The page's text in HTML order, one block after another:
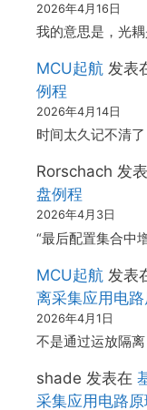
2026年4月16日
我的意思是，光
MCU起航 发表
例程
2026年4月14日
时间太久记不清
Rorschach 发
盘例程
2026年4月3日
“最后配置集合中
MCU起航 发表
离采集应用电
2026年4月1日
不是通过运放隔离
shade 发表在
采集应用电路